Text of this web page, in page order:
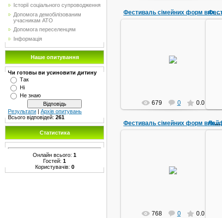
Історії соціального супроводження
Допомога демобілізованим
учасникам АТО
Допомога переселенцям
Інформація
Наше опитування
Чи готовы ви усиновити дитину
Так
Ні
Не знаю
Результати | Архів опитувань
Всього відповідей: 261
Статистика
Онлайн всього: 1
Гостей: 1
Користувачів: 0
Фестиваль сімейних форм виховання
Взаємодія дітей з батьками
679 0 0.0
Фестиваль сімейних форм виховання
Майстер клас з плітіння фенічок
768 0 0.0